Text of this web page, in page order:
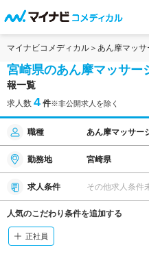
マイナビコメディカル あん摩マッ
宮崎県のあん摩マッサー
報一覧
求人数 4 件※非公開求人を除く
職種 あん摩マッサー
勤務地 宮崎県
求人条件 その他求人条件
人気のこだわり条件を追加する
正社員